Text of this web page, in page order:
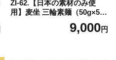
ZI-62.【日本の素材のみ使
用】麦坐 三輪素麺（50g×5束
9,000円